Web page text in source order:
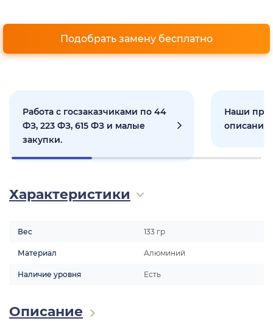
Подобрать замену бесплатно
Работа с госзаказчиками по 44
ФЗ, 223 ФЗ, 615 ФЗ и малые
закупки.
Наши
Характеристики
Вес 133 гр
Материал Алюминий
Наличие уровня Есть
Описание